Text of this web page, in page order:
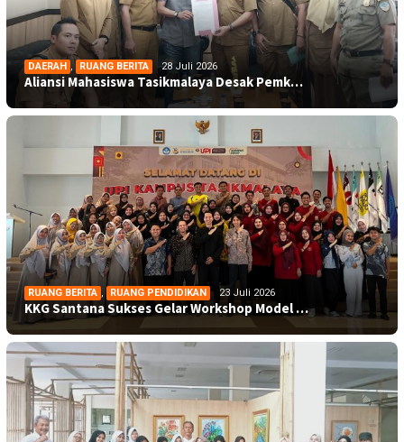
DAERAH , RUANG BERITA 28 Juli 2026
Aliansi Mahasiswa Tasikmalaya Desak Pemk…
RUANG BERITA , RUANG PENDIDIKAN 23 Juli 2026
KKG Santana Sukses Gelar Workshop Model …